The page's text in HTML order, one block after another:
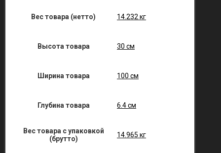
Вес товара (нетто) 14.232 кг
Высота товара 30 см
Ширина товара 100 см
Глубина товара 6.4 см
Вес товара с упаковкой
(брутто)
14.965 кг